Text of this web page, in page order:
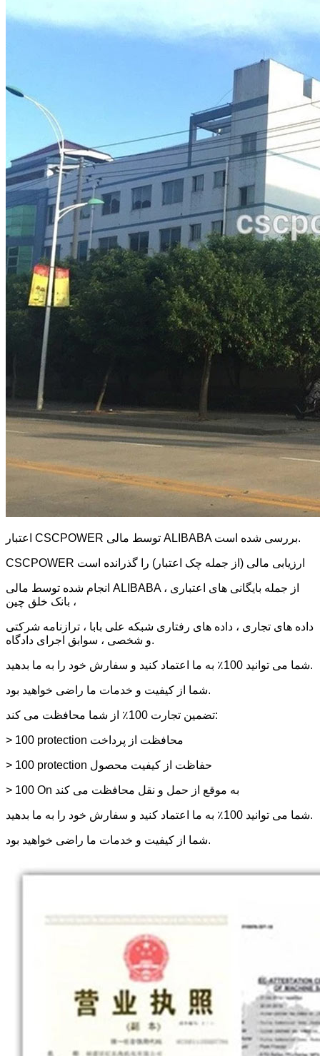
اعتبار CSCPOWER توسط مالی ALIBABA بررسی شده است.
انجام شده توسط مالی ALIBABA ، از جمله بایگانی های اعتباری
بانک خلق چین ،
داده های تجاری ، داده های رفتاری شبکه علی بابا ، ترازنامه شرکتی
و شخصی ، سوابق اجرای دادگاه.
شما می توانید 100٪ به ما اعتماد کنید و سفارش خود را به ما بدهید.
شما از کیفیت و خدمات ما راضی خواهید بود.
تضمین تجارت 100٪ از شما محافظت می کند:
> 100 protection محافظت از پرداخت
> 100 protection حفاظت از کیفیت محصول
> 100 On به موقع از حمل و نقل محافظت می کند
شما می توانید 100٪ به ما اعتماد کنید و سفارش خود را به ما بدهید.
شما از کیفیت و خدمات ما راضی خواهید بود.